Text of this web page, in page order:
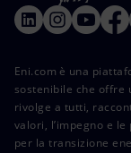
Eni.com è una
sostenibile che offre
rivolge a tutti,
valori, l’impegno e
per la transizione